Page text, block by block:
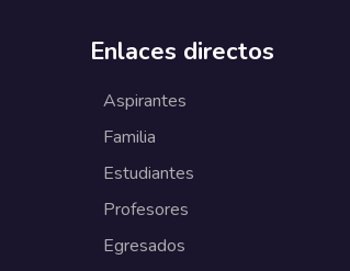
Enlaces directos
Aspirantes
Familia
Estudiantes
Profesores
Egresados